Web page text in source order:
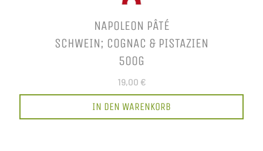
NAPOLEON PÂTÉ
SCHWEIN; COGNAC & PISTAZIEN
500G
19,00 €
IN DEN WARENKORB